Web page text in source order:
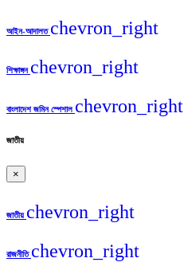
আইন-আদালত chevron_right
শিক্ষাঙ্গন chevron_right
বাংলাদেশ জমিন স্পেশাল chevron_right
জাতীয়
×
জাতীয় chevron_right
রাজনীতি chevron_right